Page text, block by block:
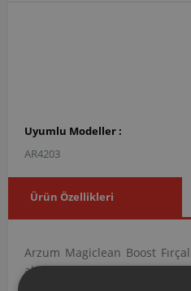
Uyumlu Modeller :
AR4203
Ürün Özellikleri
Arzum Magiclean Boost
altında yer alan Süpürme